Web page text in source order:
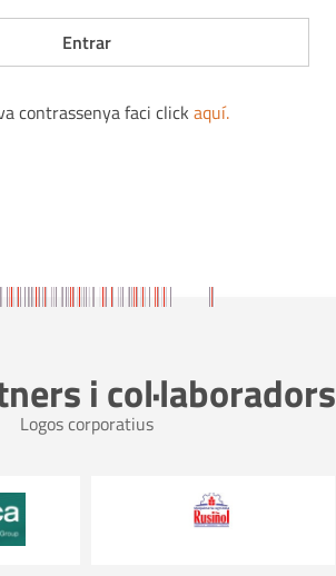
contrassenya faci click aquí.
i col·laboradors
Logos corporatius